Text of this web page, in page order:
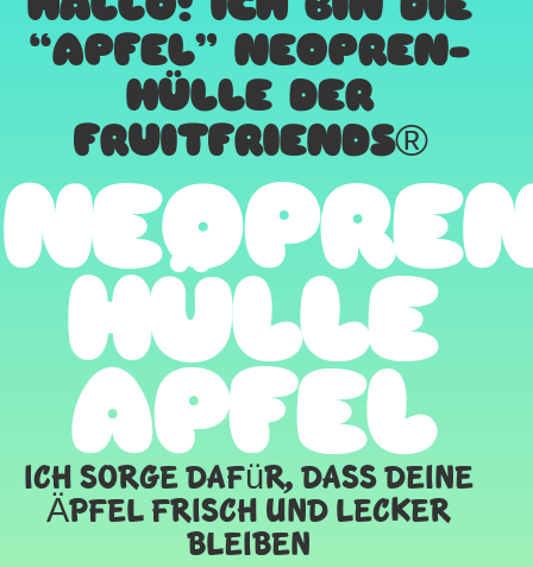
“APFEL” NEOPREN-
HÜLLE DER
FRUITFRIENDS®
HÜLLE
APFEL
Ich sorge dafür, dass Deine
Äpfel frisch und lecker
bleiben